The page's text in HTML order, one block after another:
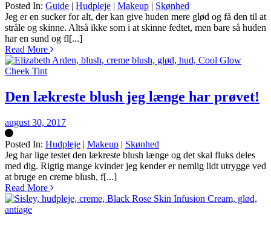
Posted In: Guide | Hudpleje | Makeup | Skønhed
Silke
Jeg er en sucker for alt, der kan give huden mere glød og få den til at
stråle og skinne. Altså ikke som i at skinne fedtet, men bare så huden
har en sund og fl[...]
Read More
Den lækreste blush jeg længe har prøvet!
august 30, 2017
Posted In: Hudpleje | Makeup | Skønhed
Silke
Jeg har lige testet den lækreste blush længe og det skal fluks deles
med dig. Rigtig mange kvinder jeg kender er nemlig lidt utrygge ved
at bruge en creme blush, f[...]
Read More